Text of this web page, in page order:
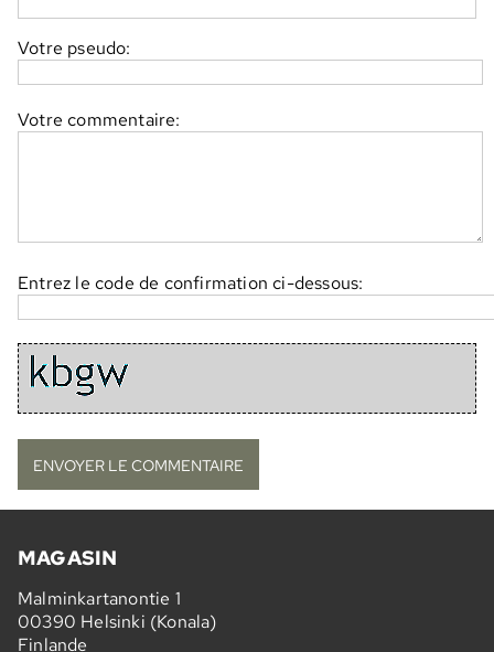
Votre pseudo:
Votre commentaire:
Entrez le code de confirmation ci-dessous:
MAGASIN
Malminkartanontie 1
00390 Helsinki (Konala)
Finlande